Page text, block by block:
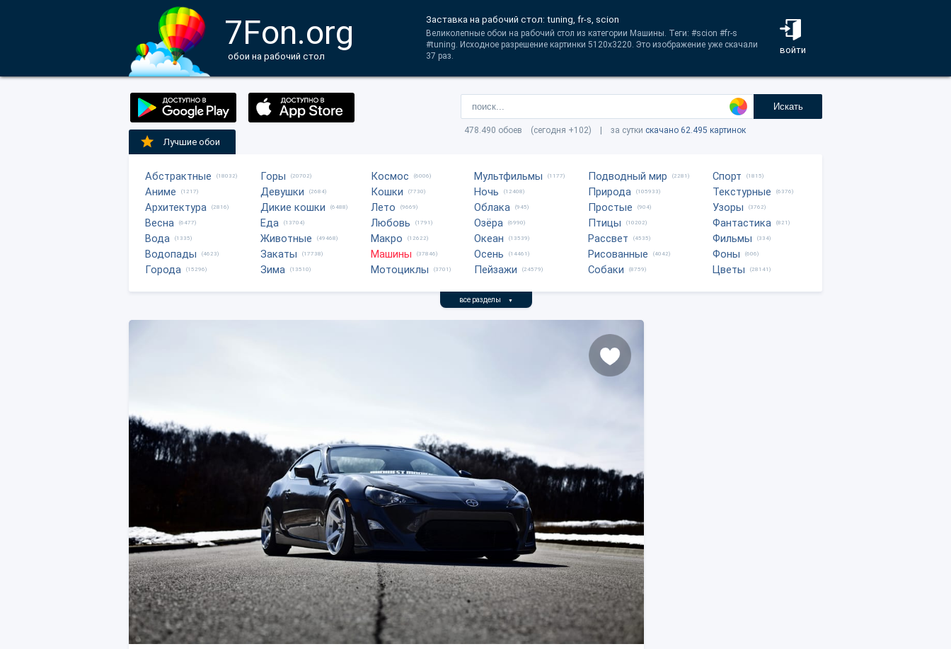
7Fon.org
обои на рабочий стол
войти
Заставка на рабочий стол: tuning, fr-s, scion
Великолепные обои на рабочий стол из категории Машины. Теги: #scion #fr-s
#tuning. Исходное разрешение картинки 5120x3220. Это изображение уже скачали
37 раз.
Искать
478.490 обоев (сегодня +102) | за сутки скачано 62.495 картинок
Лучшие обои
Абстрактные (18032)
Аниме (1217)
Архитектура (2816)
Весна (6477)
Вода (1335)
Водопады (4623)
Города (15296)
Горы (20702)
Девушки (2684)
Дикие кошки (6488)
Еда (13704)
Животные (49468)
Закаты (17738)
Зима (13510)
Космос (6006)
Кошки (7730)
Лето (9669)
Любовь (1791)
Макро (12622)
Машины (37846)
Мотоциклы (3701)
Мультфильмы (1177)
Ночь (12408)
Облака (945)
Озёра (6990)
Океан (13539)
Осень (14461)
Пейзажи (24579)
Подводный мир (2281)
Природа (105933)
Простые (904)
Птицы (10202)
Рассвет (4535)
Рисованные (4042)
Собаки (8759)
Спорт (1815)
Текстурные (6376)
Узоры (3762)
Фантастика (821)
Фильмы (334)
Фоны (606)
Цветы (28141)
все разделы ▼